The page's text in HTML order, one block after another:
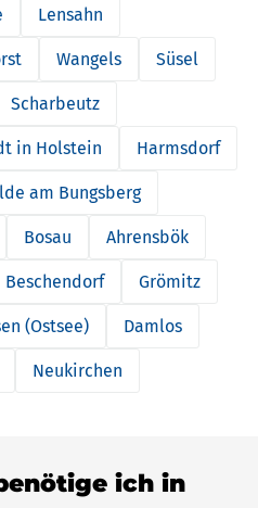
Lensahn
Wangels Süsel
Scharbeutz
in Holstein Harmsdorf
am Bungsberg
Bosau Ahrensbök
Beschendorf Grömitz
(Ostsee) Damlos
Neukirchen
ich in